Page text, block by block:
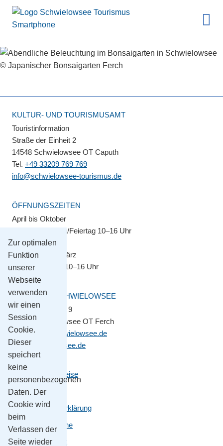
Zur optimalen
Funktion
unserer
Webseite
verwenden
wir einen
Session
Cookie.
Dieser
speichert
keine
personenbezogenen
Daten. Der
Cookie wird
beim
Verlassen der
Seite wieder
KULTUR- UND TOURISMUSAMT
Touristinformation
Straße der Einheit 2
14548 Schwielowsee OT Caputh
Tel. +49 33209 769 769
info@schwielowsee-tourismus.de
ÖFFNUNGSZEITEN
April bis Oktober
Montag–Sonntag/Feiertag 10–16 Uhr
November bis März
Montag–Freitag 10–16 Uhr
GEMEINDE SCHWIELOWSEE
Potsdamer Platz 9
14548 Schwielowsee OT Ferch
gemeinde@schwielowsee.de
www.schwielowsee.de
Kontakt & Anreise
Impressum
Datenschutzerklärung
Leichte Sprache
Barrierefreiheit